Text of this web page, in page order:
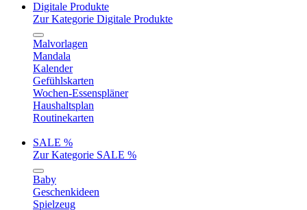
Digitale Produkte
Zur Kategorie Digitale Produkte
Malvorlagen
Mandala
Kalender
Gefühlskarten
Wochen-Essenspläner
Haushaltsplan
Routinekarten
SALE %
Zur Kategorie SALE %
Baby
Geschenkideen
Spielzeug